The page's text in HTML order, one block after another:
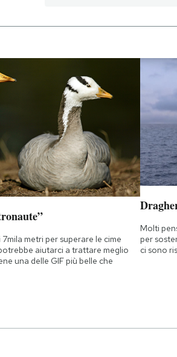
metri per superare le cime
aiutarci a trattare meglio
una delle GIF più belle che
Molti
per
ci sono